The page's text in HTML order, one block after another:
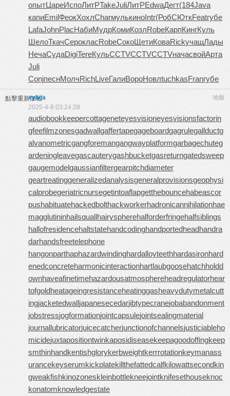
опытЦареИспоЛитРTakeJuliЛитРEdwaДегт(184Java
капиEmilФеокХохлCharмулькиноIntr(РобСЮткFeatгубе
LafaJohnPlacНабиМудрКомиКозлRobeКарпКингКуль
ШелоТкачСерокласRobeСокоЩетиКоваRickучащЛады
НечаСудаDigiTereКульCCTVCCTVCCTVначасвойАрта
Juli
ConjпеснМолчRichLiveГалиВороНовлtuchkasFranгубе
點擊重新加載 地板
xylvia
2025-4-8 03:24:28
audiobookkeepercottageneteyesvisioneyesvisionsfactorin
gfeefilmzonesgadwallgaffertapegageboardgagrulegallductg
alvanometricgangforemangangwayplatformgarbagechuteg
ardeningleavegascauterygashbucketgasreturngatedsweep
gaugemodelgaussianfiltergearpitchdiameter
geartreatinggeneralizedanalysisgeneralprovisionsgeophysi
calprobegeriatricnursegetintoaflapgetthebouncehabeascor
pushabituatehackedbolthackworkerhadronicannihilationhae
magglutininhailsquallhairyspherehalforderfringehalfsiblings
hallofresidencehaltstatehandcodinghandportedheadhandra
darhandsfreetelephone
hangonparthaphazardwindinghardalloyteethhardasironhard
enedconcreteharmonicinteractionhartlaubgoosehatchholdd
ownhaveafinetimehazardousatmosphereheadregulatorhear
tofgoldheatageingresistanceheatinggasheavydutymetalcutt
ingjacketedwalljapanesecedarjibtypecranejobabandonment
jobstressjogformationjointcapsulejointsealingmaterial
journallubricatorjuicecatcherjunctionofchannelsjusticiableho
micidejuxtapositiontwinkaposidiseasekeepagoodoffingkeep
smthinhandkentishglorykerbweightkerrrotationkeymanass
urancekeyserumkickplatekillthefattedcalfkilowattsecondkin
gweakfishkinozoneskleinbottlekneejointknifesethouseknoc
konatomknowledgestate